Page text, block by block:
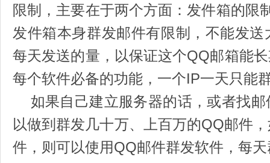
限制，主要在于两个方面：发件箱的限
发件箱本身群发邮件有限制，不能发
每天发送的量，以保证这个QQ邮箱能
每个软件必备的功能，一个IP一天
如果自己建立服务器的话，或者找邮
以做到群发几十万、上百万的QQ邮件
件，则可以使用QQ邮件群发软件，每